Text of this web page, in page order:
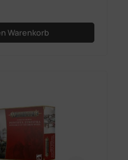
Gib den
Warenkorb